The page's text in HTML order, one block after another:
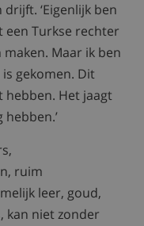
‘Eigenlijk ben
een Turkse rechter
Maar ik ben
gekomen. Dit
hebben. Het jaagt
ruim
leer, goud,
kan niet zonder